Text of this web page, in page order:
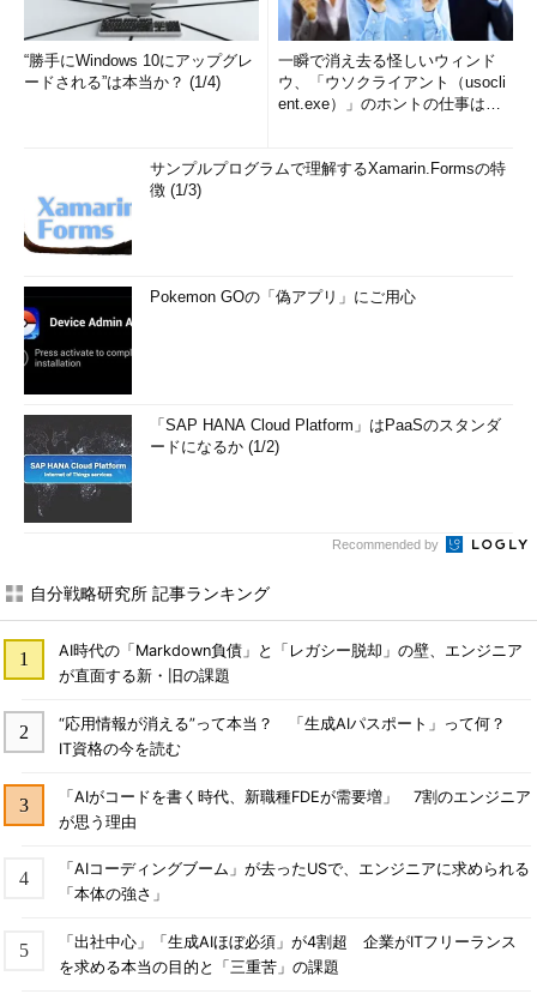
“勝手にWindows 10にアップグレ
ードされる”は本当か？ (1/4)
一瞬で消え去る怪しいウィンド
ウ、「ウソクライアント（usocli
ent.exe）」のホントの仕事は？
サンプルプログラムで理解するXamarin.Formsの特
徴 (1/3)
Pokemon GOの「偽アプリ」にご用心
「SAP HANA Cloud Platform」はPaaSのスタンダ
ードになるか (1/2)
Recommended by
自分戦略研究所 記事ランキング
AI時代の「Markdown負債」と「レガシー脱却」の壁、エンジニア
が直面する新・旧の課題
“応用情報が消える”って本当？ 「生成AIパスポート」って何？
IT資格の今を読む
「AIがコードを書く時代、新職種FDEが需要増」 7割のエンジニア
が思う理由
「AIコーディングブーム」が去ったUSで、エンジニアに求められる
「本体の強さ」
「出社中心」「生成AIほぼ必須」が4割超 企業がITフリーランス
を求める本当の目的と「三重苦」の課題